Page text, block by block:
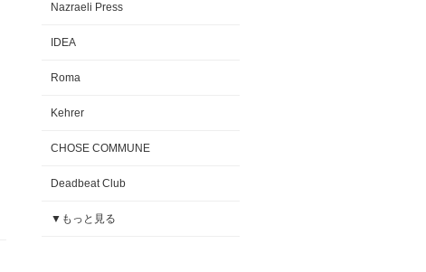
Nazraeli Press
IDEA
Roma
Kehrer
CHOSE COMMUNE
Deadbeat Club
▼もっと見る